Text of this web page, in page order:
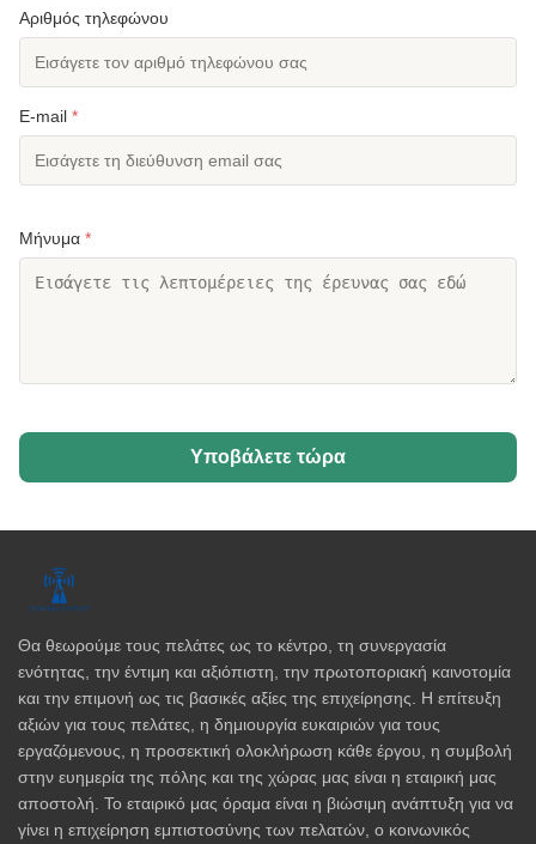
Αριθμός τηλεφώνου
E-mail *
Μήνυμα *
Υποβάλετε τώρα
Θα θεωρούμε τους πελάτες ως το κέντρο, τη συνεργασία
ενότητας, την έντιμη και αξιόπιστη, την πρωτοποριακή καινοτομία
και την επιμονή ως τις βασικές αξίες της επιχείρησης. Η επίτευξη
αξιών για τους πελάτες, η δημιουργία ευκαιριών για τους
εργαζόμενους, η προσεκτική ολοκλήρωση κάθε έργου, η συμβολή
στην ευημερία της πόλης και της χώρας μας είναι η εταιρική μας
αποστολή. Το εταιρικό μας όραμα είναι η βιώσιμη ανάπτυξη για να
γίνει η επιχείρηση εμπιστοσύνης των πελατών, ο κοινωνικός